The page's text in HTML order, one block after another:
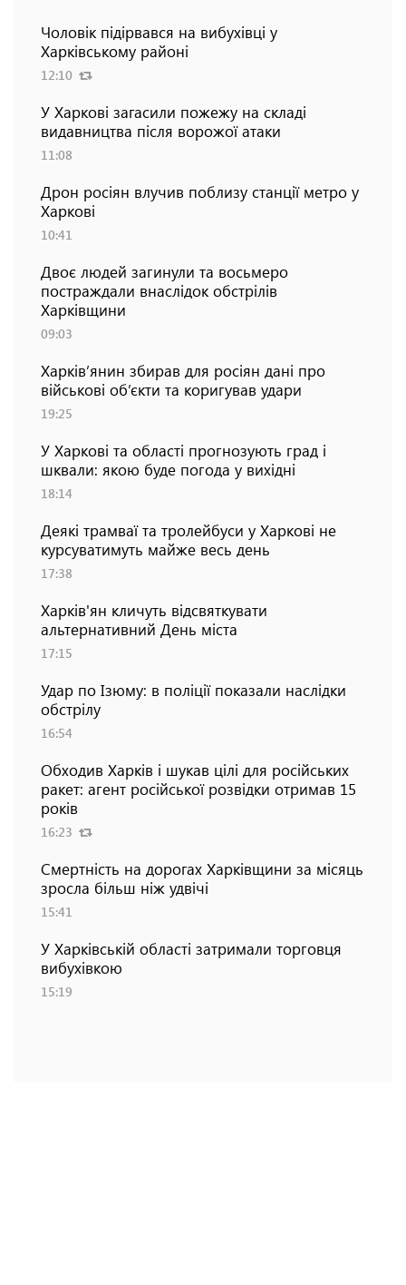
Чоловік підірвався на вибухівці у
Харківському районі
12:10
У Харкові загасили пожежу на складі
видавництва після ворожої атаки
11:08
Дрон росіян влучив поблизу станції метро у
Харкові
10:41
Двоє людей загинули та восьмеро
постраждали внаслідок обстрілів
Харківщини
09:03
Харків’янин збирав для росіян дані про
військові об’єкти та коригував удари
19:25
У Харкові та області прогнозують град і
шквали: якою буде погода у вихідні
18:14
Деякі трамваї та тролейбуси у Харкові не
курсуватимуть майже весь день
17:38
Харків'ян кличуть відсвяткувати
альтернативний День міста
17:15
Удар по Ізюму: в поліції показали наслідки
обстрілу
16:54
Обходив Харків і шукав цілі для російських
ракет: агент російської розвідки отримав 15
років
16:23
Смертність на дорогах Харківщини за місяць
зросла більш ніж удвічі
15:41
У Харківській області затримали торговця
вибухівкою
15:19